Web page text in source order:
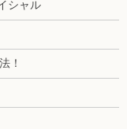
シャル
！